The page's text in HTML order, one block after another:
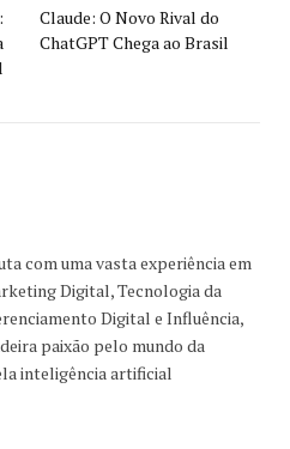
Claude: O Novo Rival do
ChatGPT Chega ao Brasil
com uma vasta experiência em
Digital, Tecnologia da
Digital e Influência,
paixão pelo mundo da
inteligência artificial